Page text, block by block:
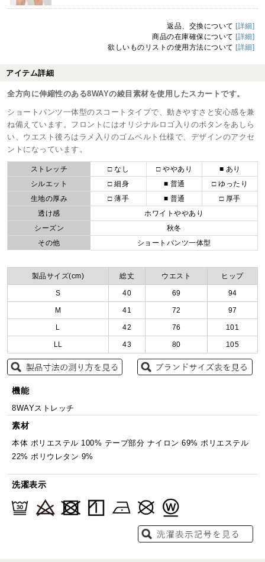
返品、交換について [詳細]
商品の在庫確保について [詳細]
欲しいものリストの使用方法について [詳細]
アイテム詳細
全方向に伸縮性のある8WAYの綾目素材を使用したスカートです。
ショートパンツ一体型のスコートタイプで、動きやすさと安心感を兼
ね備えています。フロントにはオリジナルロゴ入りのボタンをあしら
い、ウエスト後ろはラメ入りのゴムベルト仕様で、デザインのアクセ
ントになっています。
ストレッチ □ なし □ ややあり
■ あり
シルエット
□ 細身 ■ 普通
□ ゆったり
生地の厚み
□ 薄手 ■ 普通
□ 厚手
透け感
ホワイトややあり
シーズン
秋冬
その他
ショートパンツ一体型
製品サイズ(cm) 総丈 ウエスト ヒップ
S 40 69 94
M 41 72 97
L 42 76 101
LL 43 80 105
機能
8WAYストレッチ
素材
本体 ポリエステル 100% テープ部分 ナイロン 69% ポリエステル
22% ポリウレタン 9%
洗濯表示